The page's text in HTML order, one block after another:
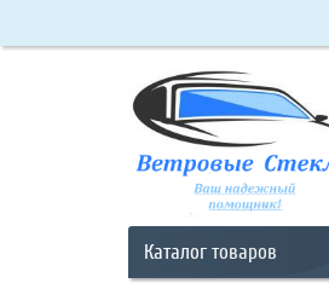
Каталогтоваров